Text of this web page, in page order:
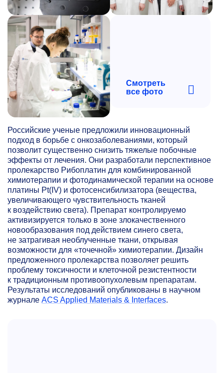
Смотреть
все фото
Российские ученые предложили инновационный
подход в борьбе с онкозаболеваниями, который
позволит существенно снизить тяжелые побочные
эффекты от лечения. Они разработали перспективное
пролекарство Рибоплатин для комбинированной
химиотерапии и фотодинамической терапии на основе
платины Pt(IV) и фотосенсибилизатора (вещества,
увеличивающего чувствительность тканей
к воздействию света). Препарат контролируемо
активизируется только в зоне злокачественного
новообразования под действием синего света,
не затрагивая необлученные ткани, открывая
возможности для «точечной» химиотерапии. Дизайн
предложенного пролекарства позволяет решить
проблему токсичности и клеточной резистентности
к традиционным противоопухолевым препаратам.
Результаты исследований опубликованы в научном
журнале ACS Applied Materials & Interfaces.